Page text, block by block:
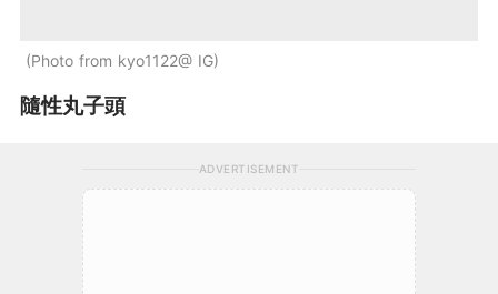
Photo from kyo1122@ IG
隨性丸子頭
ADVERTISEMENT